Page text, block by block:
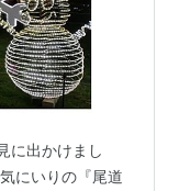
に出かけまし
にいりの『尾道